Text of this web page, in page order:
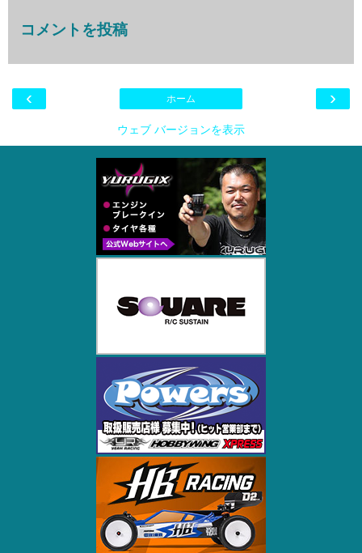
コメントを投稿
‹ ›
ホーム
ウェブ バージョンを表示